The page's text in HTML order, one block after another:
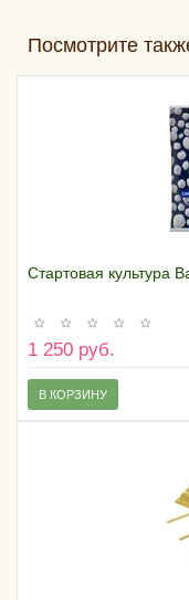
Посмотрите
Стартовая культура
1 250 руб.
В КОРЗИНУ